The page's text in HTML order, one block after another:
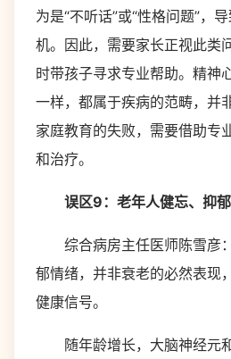
为是“不听话”或“性格问题”，
机。因此，需要家长正视此类
时带孩子寻求专业帮助。精神
一样，都属于疾病的范畴，并
家庭教育的失败，需要借助专
和治疗。
误区9：老年人健忘、抑
综合病房主任医师陈雪彦
郁情绪，并非衰老的必然表现
健康信号。
随年龄增长，大脑神经元